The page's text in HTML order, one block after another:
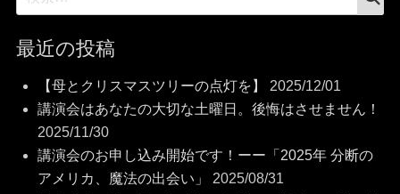
索:
最近の投稿
【母とクリスマスツリーの点灯を】
2025/12/01
講演会はあなたの大切な土曜日。後悔はさせません！
2025/11/30
講演会のお申し込み開始です！ーー「2025年 分断の
アメリカ、魔法の出会い」
2025/08/31